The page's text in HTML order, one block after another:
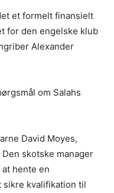
et formelt finansielt
for den engelske klub
Alexander
om Salahs
David Moyes,
skotske manager
hente en
sikre kvalifikation til